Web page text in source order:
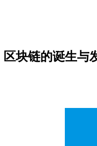
区块链的诞生与